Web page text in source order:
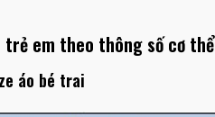
trẻ em theo thông số cơ thể
áo bé trai